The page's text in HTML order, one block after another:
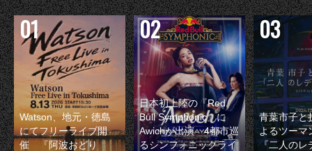
Watson、地元・徳島
にてフリーライブ開
催 『阿波おどり
日本初上陸の『Red
Bull Symphonic』に
Awichが出演 4都市巡
るシンフォニックライ
青葉市子と
よるツーマ
『二人のレ